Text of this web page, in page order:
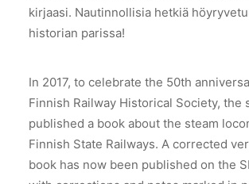
kirjaasi. Nautinnollisia hetkiä
historian parissa!
In 2017, to celebrate the 50th
Finnish Railway Historical Society, the
published a book about the steam
Finnish State Railways. A corrected
book has now been published on the